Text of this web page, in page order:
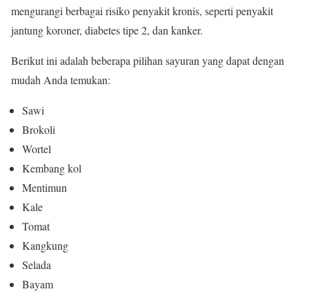
mengurangi berbagai risiko penyakit kronis, seperti penyakit
jantung koroner, diabetes tipe 2, dan kanker.
Berikut ini adalah beberapa pilihan sayuran yang dapat dengan
mudah Anda temukan:
Sawi
Brokoli
Wortel
Kembang kol
Mentimun
Kale
Tomat
Kangkung
Selada
Bayam